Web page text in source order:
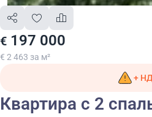
€ 197 000
€ 2 463 за м²
+
Квартира с 2